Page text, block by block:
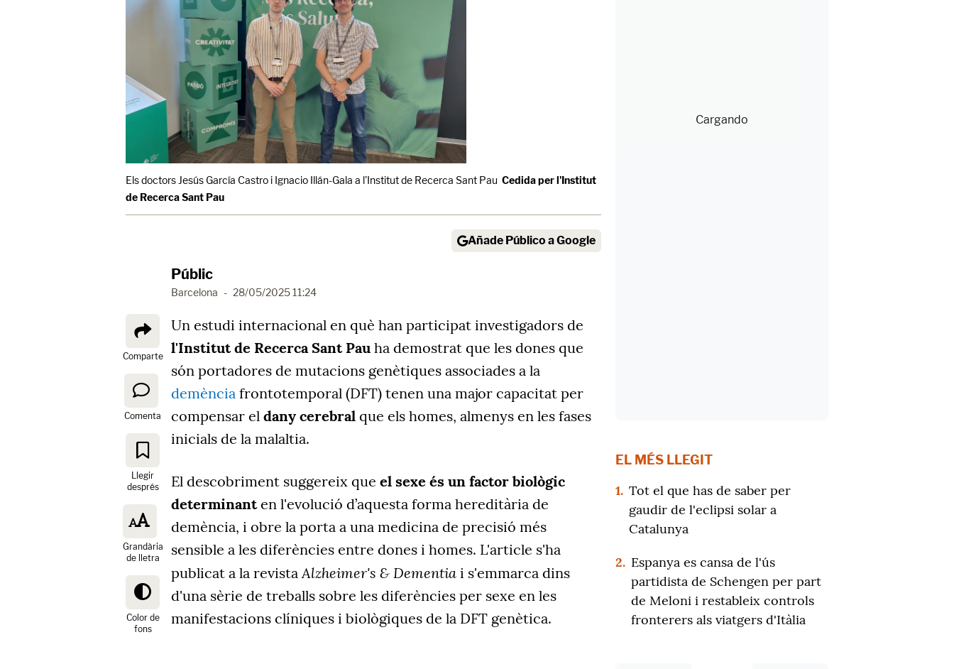
Els doctors Jesús García Castro i Ignacio Illán-Gala a l'Institut de Recerca Sant Pau Cedida per l'Institut
de Recerca Sant Pau
Añade Público a Google
Públic
Barcelona - 28/05/2025 11:24
Comparte
Comenta
Llegir
després
Grandària
de lletra
Color de
fons
Un estudi internacional en què han participat investigadors de
l'Institut de Recerca Sant Pau ha demostrat que les dones que
són portadores de mutacions genètiques associades a la
demència frontotemporal (DFT) tenen una major capacitat per
compensar el dany cerebral que els homes, almenys en les fases
inicials de la malaltia.
El descobriment suggereix que el sexe és un factor biològic
determinanten l'evolució d’aquesta forma hereditària de
demència, i obre la porta a una medicina de precisió més
sensible a les diferències entre dones i homes. L'article s'ha
publicat a la revistaAlzheimer's & Dementia i s'emmarca dins
d'una sèrie de treballs sobre les diferències per sexe en les
manifestacions clíniques i biològiques de la DFT genètica.
EL MÉS LLEGIT
1. Tot el que has de saber per
gaudir de l'eclipsi solar a
Catalunya
2. Espanya es cansa de l'ús
partidista de Schengen per part
de Meloni i restableix controls
fronterers als viatgers d'Itàlia